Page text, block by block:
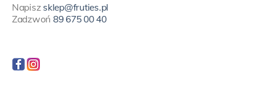
Napisz sklep@fruties.pl
Zadzwoń 89 675 00 40